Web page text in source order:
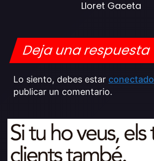
Lloret Gaceta
Deja una respuesta
Lo siento, debes estar conectado
publicar un comentario.